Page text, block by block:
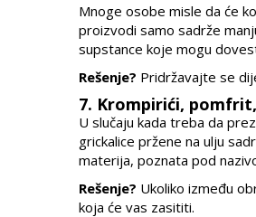
Mnoge osobe misle da će
proizvodi samo sadrže
supstance koje mogu
Rešenje? Pridržavajte se
7. Krompirići,
U slučaju kada treba da
grickalice pržene na ulju
materija, poznata pod
Rešenje? Ukoliko između
koja će vas zasititi.